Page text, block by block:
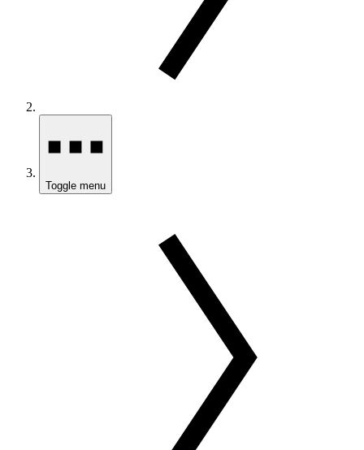
Toggle menu